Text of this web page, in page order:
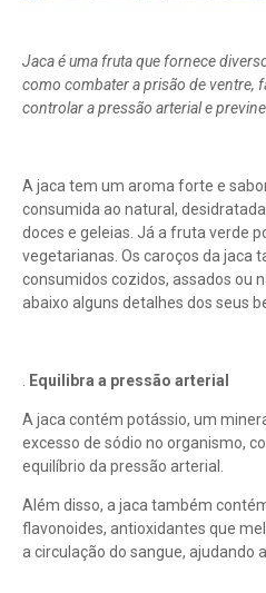
Jaca é uma fruta que fornece
como combater a prisão de ventre,
controlar a pressão arterial e
A jaca tem um aroma forte e
consumida ao natural,
doces e geleias. Já a fruta verde
vegetarianas. Os caroços da jaca
consumidos cozidos, assados ou
abaixo alguns detalhes dos seus
. Equilibra a pressão arterial
A jaca contém potássio, um
excesso de sódio no organismo,
equilíbrio da pressão arterial.
Além disso, a jaca também
flavonoides, antioxidantes que
a circulação do sangue, ajudando